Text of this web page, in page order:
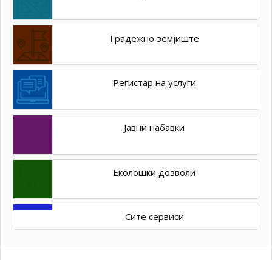
Градежно земјиште
Регистар на услуги
Јавни набавки
Еколошки дозволи
Сите сервиси